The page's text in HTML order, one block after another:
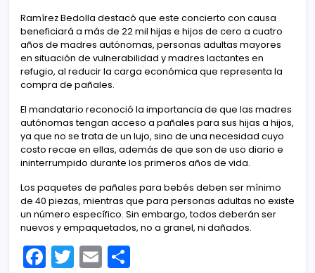
Ramírez Bedolla destacó que este concierto con causa
beneficiará a más de 22 mil hijas e hijos de cero a cuatro
años de madres autónomas, personas adultas mayores
en situación de vulnerabilidad y madres lactantes en
refugio, al reducir la carga económica que representa la
compra de pañales.
El mandatario reconoció la importancia de que las madres
autónomas tengan acceso a pañales para sus hijas a hijos,
ya que no se trata de un lujo, sino de una necesidad cuyo
costo recae en ellas, además de que son de uso diario e
ininterrumpido durante los primeros años de vida.
Los paquetes de pañales para bebés deben ser mínimo
de 40 piezas, mientras que para personas adultas no existe
un número específico. Sin embargo, todos deberán ser
nuevos y empaquetados, no a granel, ni dañados.
F T E